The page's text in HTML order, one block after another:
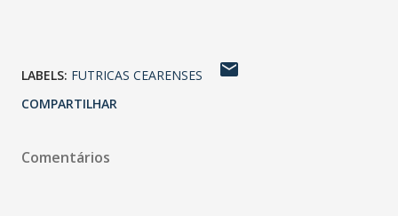
LABELS: FUTRICAS CEARENSES
COMPARTILHAR
Comentários